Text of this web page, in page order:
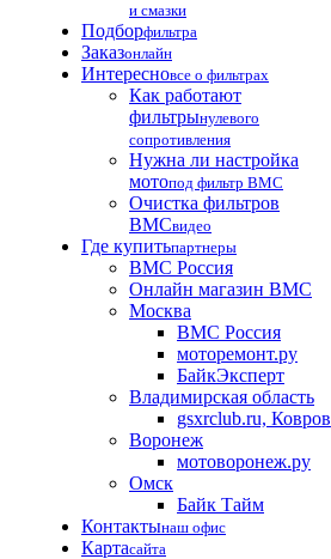
и смазки
Подборфильтра
Заказонлайн
Интересновсе о фильтрах
Как работают
фильтрынулевого
сопротивления
Нужна ли настройка
мотопод фильтр BMC
Очистка фильтров
BMCвидео
Где купитьпартнеры
BMC Россия
Онлайн магазин BMC
Москва
BMC Россия
моторемонт.ру
БайкЭксперт
Владимирская область
gsxrclub.ru, Ковров
Воронеж
мотоворонеж.ру
Омск
Байк Тайм
Контактынаш офис
Картасайта